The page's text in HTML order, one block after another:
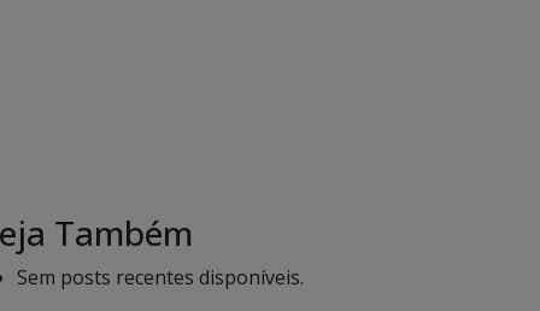
Também
Sem posts recentes disponíveis.